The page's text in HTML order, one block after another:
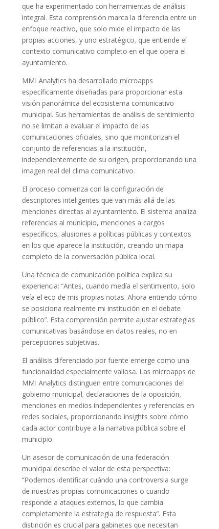
que ha experimentado con herramientas de análisis
integral. Esta comprensión marca la diferencia entre un
enfoque reactivo, que solo mide el impacto de las
propias acciones, y uno estratégico, que entiende el
contexto comunicativo completo en el que opera el
ayuntamiento.
MMI Analytics ha desarrollado microapps
específicamente diseñadas para proporcionar esta
visión panorámica del ecosistema comunicativo
municipal. Sus herramientas de análisis de sentimiento
no se limitan a evaluar el impacto de las
comunicaciones oficiales, sino que monitorizan el
conjunto de referencias a la institución,
independientemente de su origen, proporcionando una
imagen real del clima comunicativo.
El proceso comienza con la configuración de
descriptores inteligentes que van más allá de las
menciones directas al ayuntamiento. El sistema analiza
referencias al municipio, menciones a cargos
específicos, alusiones a políticas públicas y contextos
en los que aparece la institución, creando un mapa
completo de la conversación pública local.
Una técnica de comunicación política explica su
experiencia: “Antes, cuando medía el sentimiento, solo
veía el eco de mis propias notas. Ahora entiendo cómo
se posiciona realmente mi institución en el debate
público”. Esta comprensión permite ajustar estrategias
comunicativas basándose en datos reales, no en
percepciones subjetivas.
El análisis diferenciado por fuente emerge como una
funcionalidad especialmente valiosa. Las microapps de
MMI Analytics distinguen entre comunicaciones del
gobierno municipal, declaraciones de la oposición,
menciones en medios independientes y referencias en
redes sociales, proporcionando insights sobre cómo
cada actor contribuye a la narrativa pública sobre el
municipio.
Un asesor de comunicación de una federación
municipal describe el valor de esta perspectiva:
“Podemos identificar cuándo una controversia surge
de nuestras propias comunicaciones o cuando
responde a ataques externos, lo que cambia
completamente la estrategia de respuesta”. Esta
distinción es crucial para gabinetes que necesitan